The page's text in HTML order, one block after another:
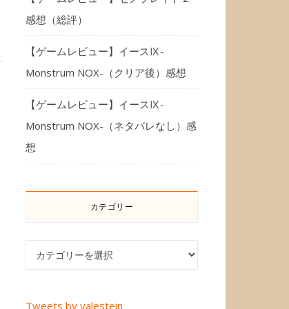
感想（総評）
【ゲームレビュー】イースⅨ-
Monstrum NOX-（クリア後）感想
【ゲームレビュー】イースⅨ-
Monstrum NOX-（ネタバレなし）感
想
カテゴリー
カテゴリー
Tweets by valestein